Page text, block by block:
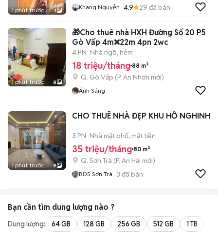
1 phút trước 1 Khang Nguyễn 4.9 29 đã bán
1 phút trước 8
🎁Cho thuê nhà HXH Đường Số 20 P5
Gò Vấp 4m❌22m 4pn 2wc
4 PN Nhà ngõ, hẻm
18 triệu/tháng 88 m²
Q. Gò Vấp (P. An Nhơn mới)
Ánh Sáng
1 phút trước 9
CHO THUÊ NHÀ ĐẸP KHU HỒ NGHINH
3 PN Nhà mặt phố, mặt tiền
35 triệu/tháng 80 m²
Q. Sơn Trà (P. An Hải mới)
BĐS Sơn Trà 3 đã bán
Bạn cần tìm dung lượng nào ?
Dung lượng: 64 GB 128 GB 256 GB 512 GB 1 TB